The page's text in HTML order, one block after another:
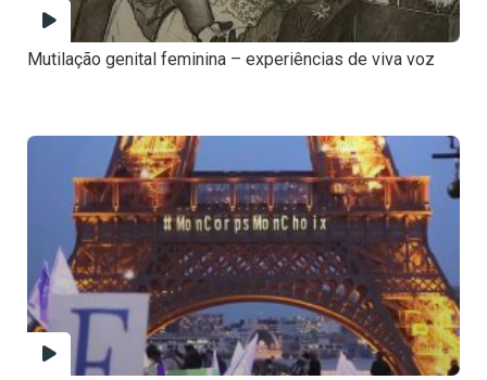
Mutilação genital feminina – experiências de viva voz